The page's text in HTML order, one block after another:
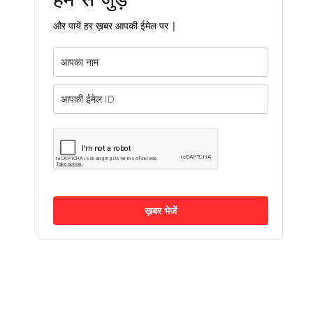
और पायें हर ख़बर आपकी ईमेल पर |
ख़बर भेजें